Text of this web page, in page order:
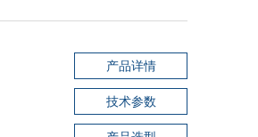
产品详情
技术参数